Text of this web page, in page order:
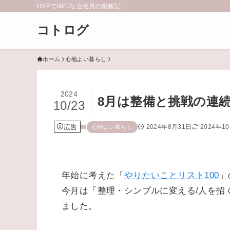
HSPでINFJな会社員の鍛錬記
コトログ
ホーム 心地よい暮らし
8月は整備と挑戦の連
2024
10/23
広告 心地よい暮らし 2024年8月31日 2024年
年始に考えた「 やりたいことリスト100
今月は「整理・シンプルに変える/人を
ました。